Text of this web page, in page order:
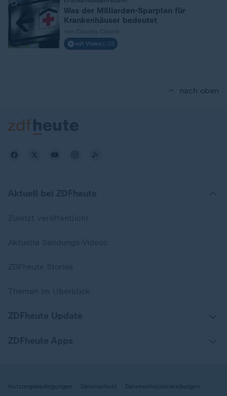
:
Was der Milliarden-Sparplan für
Krankenhäuser bedeutet
mit Video 1:03
nach oben
Nutzungsbedingungen Datenschutz Datenschutzeinstellungen